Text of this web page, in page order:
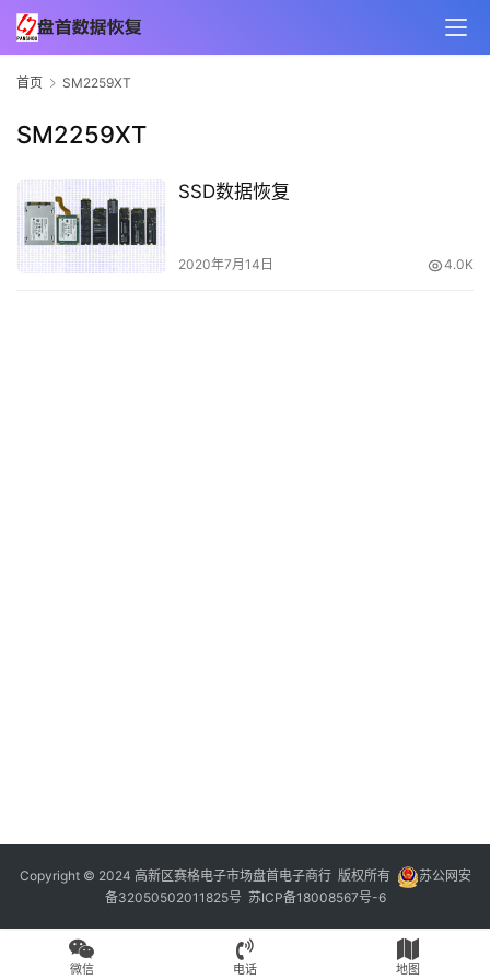
首页 SM2259XT
SM2259XT
SSD数据恢复
2020年7月14日 4.0K
Copyright © 2024 高新区赛格电子市场盘首电子商行 版权所有
苏公网安
备32050502011825号 苏ICP备18008567号-6
微信 电话 地图